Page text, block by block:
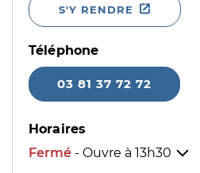
S'Y RENDRE
Téléphone
03 81 37 72 72
Horaires
Fermé - Ouvre à 13h30